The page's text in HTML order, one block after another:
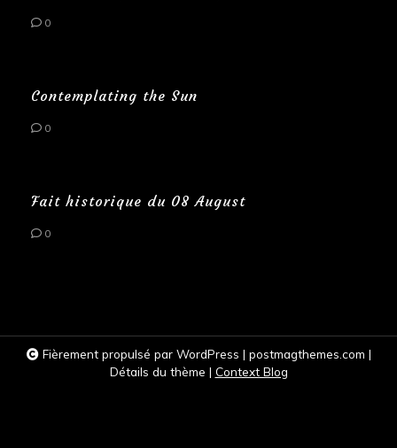
0
Contemplating the Sun
0
Fait historique du 08 August
0
Fièrement propulsé par WordPress | postmagthemes.com |
Détails du thème | Context Blog